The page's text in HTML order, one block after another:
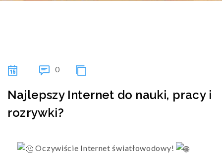
0
Najlepszy Internet do nauki, pracy i
rozrywki?
Oczywiście Internet światłowodowy!